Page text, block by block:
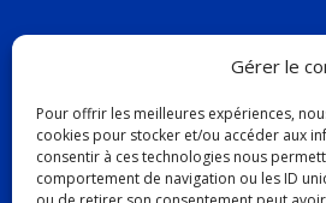
Gérer le
Pour offrir les meilleures expériences,
cookies pour stocker et/ou accéder aux
consentir à ces technologies nous
comportement de navigation ou les ID